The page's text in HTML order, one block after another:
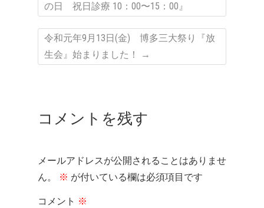
の日 祝日診療 10：00〜15：00』
令和元年9月13日(金) 博多三大祭り『放
生会』始まりました！
→
コメントを残す
メールアドレスが公開されることはありませ
ん。
※ が付いている欄は必須項目です
コメント ※